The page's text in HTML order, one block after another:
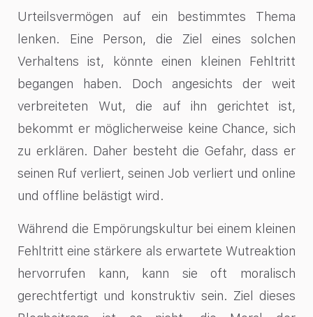
Urteilsvermögen auf ein bestimmtes Thema
lenken. Eine Person, die Ziel eines solchen
Verhaltens ist, könnte einen kleinen Fehltritt
begangen haben. Doch angesichts der weit
verbreiteten Wut, die auf ihn gerichtet ist,
bekommt er möglicherweise keine Chance, sich
zu erklären. Daher besteht die Gefahr, dass er
seinen Ruf verliert, seinen Job verliert und online
und offline belästigt wird.
Während die Empörungskultur bei einem kleinen
Fehltritt eine stärkere als erwartete Wutreaktion
hervorrufen kann, kann sie oft moralisch
gerechtfertigt und konstruktiv sein. Ziel dieses